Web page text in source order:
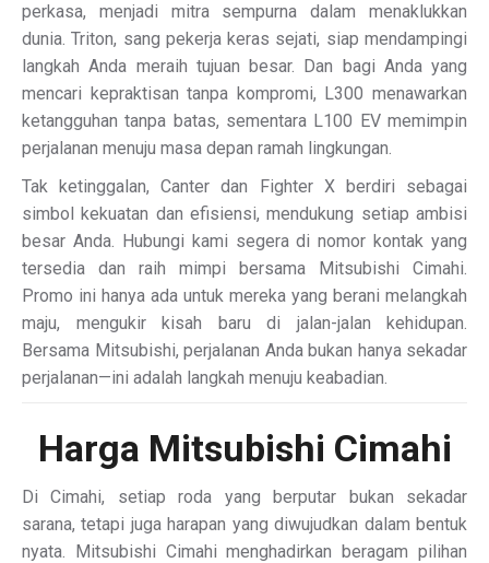
perkasa, menjadi mitra sempurna dalam menaklukkan
dunia. Triton, sang pekerja keras sejati, siap mendampingi
langkah Anda meraih tujuan besar. Dan bagi Anda yang
mencari kepraktisan tanpa kompromi, L300 menawarkan
ketangguhan tanpa batas, sementara L100 EV memimpin
perjalanan menuju masa depan ramah lingkungan.
Tak ketinggalan, Canter dan Fighter X berdiri sebagai
simbol kekuatan dan efisiensi, mendukung setiap ambisi
besar Anda. Hubungi kami segera di nomor kontak yang
tersedia dan raih mimpi bersama Mitsubishi Cimahi.
Promo ini hanya ada untuk mereka yang berani melangkah
maju, mengukir kisah baru di jalan-jalan kehidupan.
Bersama Mitsubishi, perjalanan Anda bukan hanya sekadar
perjalanan—ini adalah langkah menuju keabadian.
Harga Mitsubishi Cimahi
Di Cimahi, setiap roda yang berputar bukan sekadar
sarana, tetapi juga harapan yang diwujudkan dalam bentuk
nyata. Mitsubishi Cimahi menghadirkan beragam pilihan